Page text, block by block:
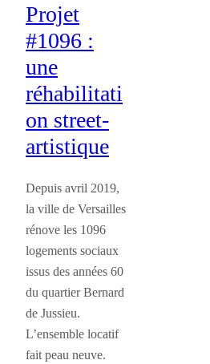
Projet
#1096 :
une
réhabilitati
on street-
artistique
Depuis avril 2019,
la ville de Versailles
rénove les 1096
logements sociaux
issus des années 60
du quartier Bernard
de Jussieu.
L’ensemble locatif
fait peau neuve.